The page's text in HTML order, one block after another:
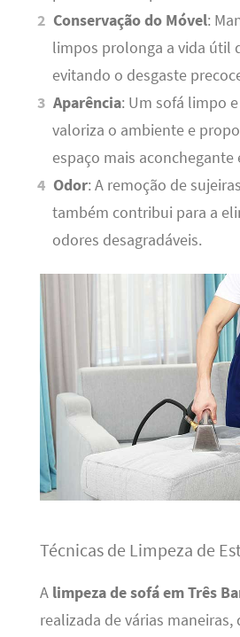
Conservação do Móvel:
limpos prolonga a vida útil
evitando o desgaste
Aparência: Um sofá limpo
valoriza o ambiente e
espaço mais aconchegante
Odor: A remoção de
também contribui para a
odores desagradáveis.
Técnicas de Limpeza de
A limpeza de sofá em Três
realizada de várias